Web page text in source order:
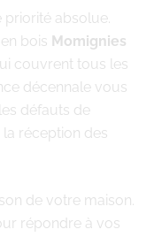
priorité absolue.
bois Momignies
couvrent tous les
décennale vous
défauts de
réception des
de votre maison.
répondre à vos